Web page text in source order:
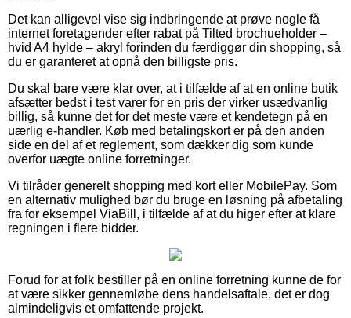
Det kan alligevel vise sig indbringende at prøve nogle få
internet foretagender efter rabat på Tilted brochueholder –
hvid A4 hylde – akryl forinden du færdiggør din shopping, så
du er garanteret at opnå den billigste pris.
Du skal bare være klar over, at i tilfælde af at en online butik
afsætter bedst i test varer for en pris der virker usædvanlig
billig, så kunne det for det meste være et kendetegn på en
uærlig e-handler. Køb med betalingskort er på den anden
side en del af et reglement, som dækker dig som kunde
overfor uægte online forretninger.
Vi tilråder generelt shopping med kort eller MobilePay. Som
en alternativ mulighed bør du bruge en løsning på afbetaling
fra for eksempel ViaBill, i tilfælde af at du higer efter at klare
regningen i flere bidder.
Forud for at folk bestiller på en online forretning kunne de for
at være sikker gennemløbe dens handelsaftale, det er dog
almindeligvis et omfattende projekt.